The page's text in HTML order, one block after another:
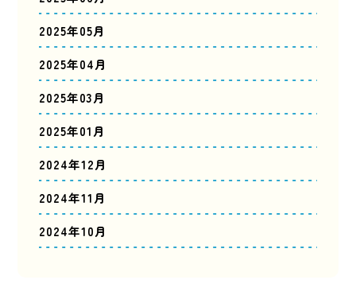
2025年05月
2025年04月
2025年03月
2025年01月
2024年12月
2024年11月
2024年10月